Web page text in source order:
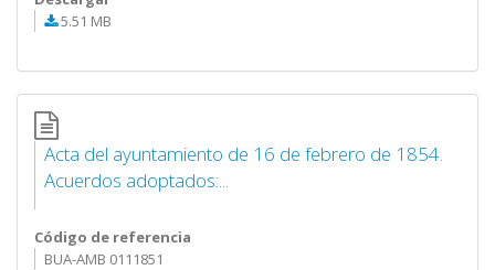
5.51 MB
Acta del ayuntamiento de 16 de febrero de 1854.
Acuerdos adoptados:...
Código de referencia
BUA-AMB 0111851